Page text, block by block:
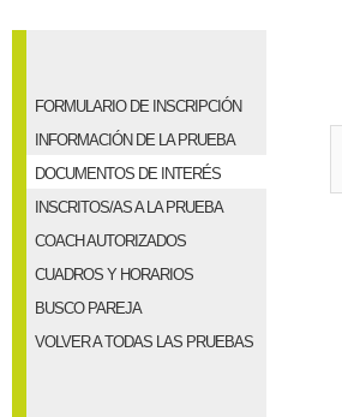
FORMULARIO DE INSCRIPCIÓN
INFORMACIÓN DE LA PRUEBA
DOCUMENTOS DE INTERÉS
INSCRITOS/AS A LA PRUEBA
COACH AUTORIZADOS
CUADROS Y HORARIOS
BUSCO PAREJA
VOLVER A TODAS LAS PRUEBAS